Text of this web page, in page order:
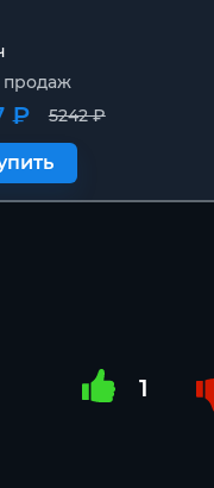
продаж
5242 ₽
₽
1